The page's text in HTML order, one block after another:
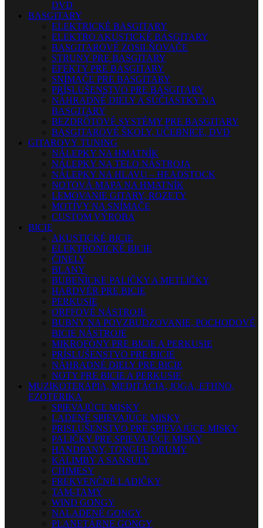
DVD
BASGITARY
ELEKTRICKÉ BASGITARY
ELEKTRO AKUSTICKÉ BASGITARY
BASGITAROVÉ ZOSILŇOVAČE
STRUNY PRE BASGITARY
EFEKTY PRE BASGITARY
SNÍMAČE PRE BASGITARY
PRÍSLUŠENSTVO PRE BASGITARY
NÁHRADNÉ DIELY A SÚČIASTKY NA
BASGITARY
BEZDRÔTOVÉ SYSTÉMY PRE BASGITARY
BASGITAROVÉ ŠKOLY, UČEBNICE, DVD
GITAROVÝ TUNING
NÁLEPKY NA HMATNÍK
NÁLEPKY NA TELO NÁSTROJA
NÁLEPKY NA HLAVU – HEADSTOCK
NOTOVÁ MAPA NA HMATNÍK
LEMOVANIE GITARY, ROZETY
MOTÍVY NA SNÍMAČE
CUSTOM VÝROBA
BICIE
AKUSTICKÉ BICIE
ELEKTRONICKÉ BICIE
ČINELY
BLANY
BUBENÍCKE PALIČKY A METLIČKY
HARDVÉR PRE BICIE
PERKUSIE
ORFFOVÉ NÁSTROJE
BUBNY NA POVZBUDZOVANIE, POCHODOVÉ
BICIE NÁSTROJE
MIKROFÓNY PRE BICIE A PERKUSIE
PRÍSLUŠENSTVO PRE BICIE
NÁHRADNÉ DIELY PRE BICIE
NOTY PRE BICIE A PERKUSIE
MUZIKOTERAPIA, MEDITÁCIA, JOGA, ETHNO,
EZOTERIKA
SPIEVAJÚCE MISKY
LADENÉ SPIEVAJÚCE MISKY
PRISLUŠENSTVO PRE SPIEVAJÚCE MISKY
PALIČKY PRE SPIEVAJÚCE MISKY
HANDPANY, TONGUE DRUMY
KALIMBY A SANSULY
CHIMESY
FREKVENČNÉ LADIČKY
TAM-TAMY
WIND GONGY
NALADENÉ GONGY
PLANETÁRNE GONGY